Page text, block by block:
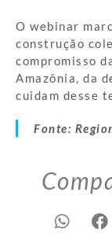
O webinar
construção
compromisso
Amazônia, da
cuidam desse
Fonte: